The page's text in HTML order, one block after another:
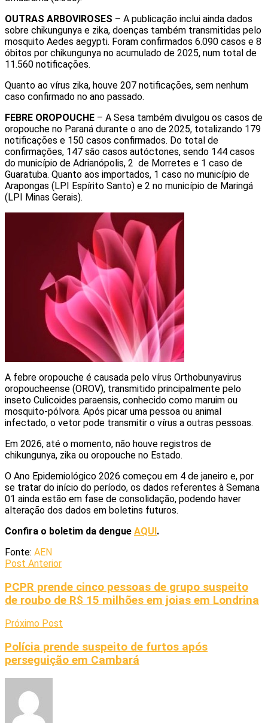
OUTRAS ARBOVIROSES – A publicação inclui ainda dados
sobre chikungunya e zika, doenças também transmitidas pelo
mosquito Aedes aegypti. Foram confirmados 6.090 casos e 8
óbitos por chikungunya no acumulado de 2025, num total de
11.560 notificações.
Quanto ao vírus zika, houve 207 notificações, sem nenhum
caso confirmado no ano passado.
FEBRE OROPOUCHE – A Sesa também divulgou os casos de
oropouche no Paraná durante o ano de 2025, totalizando 179
notificações e 150 casos confirmados. Do total de
confirmações, 147 são casos autóctones, sendo 144 casos
do município de Adrianópolis, 2 de Morretes e 1 caso de
Guaratuba. Quanto aos importados, 1 caso no município de
Arapongas (LPI Espírito Santo) e 2 no município de Maringá
(LPI Minas Gerais).
A febre oropouche é causada pelo vírus Orthobunyavirus
oropoucheense (OROV), transmitido principalmente pelo
inseto Culicoides paraensis, conhecido como maruim ou
mosquito-pólvora. Após picar uma pessoa ou animal
infectado, o vetor pode transmitir o vírus a outras pessoas.
Em 2026, até o momento, não houve registros de
chikungunya, zika ou oropouche no Estado.
O Ano Epidemiológico 2026 começou em 4 de janeiro e, por
se tratar do início do período, os dados referentes à Semana
01 ainda estão em fase de consolidação, podendo haver
alteração dos dados em boletins futuros.
Confira o boletim da dengue AQUI.
Fonte: AEN
Post Anterior
PCPR prende cinco pessoas de grupo suspeito
de roubo de R$ 15 milhões em joias em Londrina
Próximo Post
Polícia prende suspeito de furtos após
perseguição em Cambará